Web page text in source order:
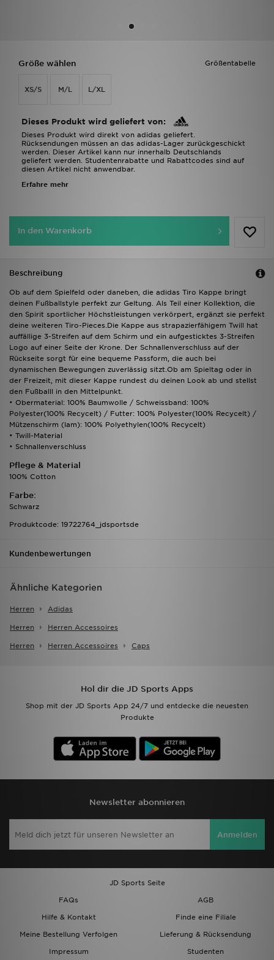
Größentabelle
Größe wählen
XS/S M/L L/XL
Dieses Produkt wird geliefert von:
Dieses Produkt wird direkt von adidas geliefert.
Rücksendungen müssen an das adidas-Lager zurückgeschickt
werden. Dieser Artikel kann nur innerhalb Deutschlands
geliefert werden. Studentenrabatte und Rabattcodes sind auf
diesen Artikel nicht anwendbar.
Erfahre mehr
In den Warenkorb
Beschreibung
Ob auf dem Spielfeld oder daneben, die adidas Tiro Kappe bringt
deinen Fußballstyle perfekt zur Geltung. Als Teil einer Kollektion, die
den Spirit sportlicher Höchstleistungen verkörpert, ergänzt sie perfekt
deine weiteren Tiro-Pieces.Die Kappe aus strapazierfähigem Twill hat
auffällige 3-Streifen auf dem Schirm und ein aufgesticktes 3-Streifen
Logo auf einer Seite der Krone. Der Schnallenverschluss auf der
Rückseite sorgt für eine bequeme Passform, die auch bei
dynamischen Bewegungen zuverlässig sitzt.Ob am Spieltag oder in
der Freizeit, mit dieser Kappe rundest du deinen Look ab und stellst
den Fußballl in den Mittelpunkt.
• Obermaterial: 100% Baumwolle / Schweissband: 100%
Polyester(100% Recycelt) / Futter: 100% Polyester(100% Recycelt) /
Mützenschirm (lam): 100% Polyethylen(100% Recycelt)
• Twill-Material
• Schnallenverschluss
Pflege & Material
100% Cotton
Farbe:
Schwarz
Produktcode: 19722764_jdsportsde
Kundenbewertungen
Ähnliche Kategorien
Herren Adidas
Herren Herren Accessoires
Herren Herren Accessoires Caps
Hol dir die JD Sports Apps
Shop mit der JD Sports App 24/7 und entdecke die neuesten
Produkte
Newsletter abonnieren
Anmelden
JD Sports Seite
FAQs
AGB
Hilfe & Kontakt
Finde eine Filiale
Meine Bestellung Verfolgen
Lieferung & Rücksendung
Impressum
Studenten